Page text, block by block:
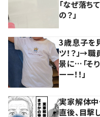
「なぜ落ち
の？」
3歳息子を
ツ！？」→
景に…「そ
ーー！！」
実家解体
直後、目撃